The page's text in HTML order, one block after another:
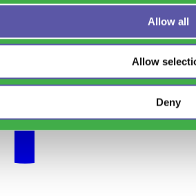
Allow all
Allow
Deny